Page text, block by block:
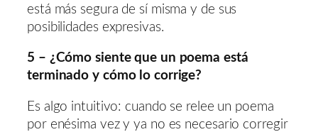
está más segura de sí misma y de sus
posibilidades expresivas.
5 – ¿Cómo siente que un poema está
terminado y cómo lo corrige?
Es algo intuitivo: cuando se relee un poema
por enésima vez y ya no es necesario corregir